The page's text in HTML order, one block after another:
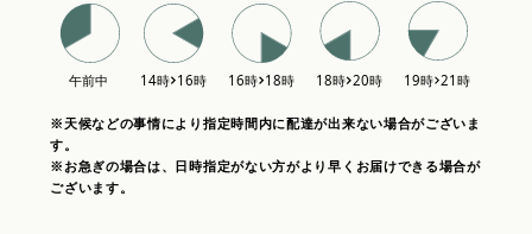
※天候などの事情により指定時間内に配達が出来ない場合がございま
す。
※お急ぎの場合は、日時指定がない方がより早くお届けできる場合が
ございます。